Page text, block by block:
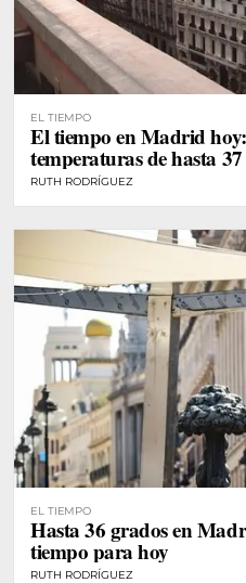
EL TIEMPO
El tiempo en Madrid
temperaturas de hasta
RUTH RODRÍGUEZ
EL TIEMPO
Hasta 36 grados en
tiempo para hoy
RUTH RODRÍGUEZ